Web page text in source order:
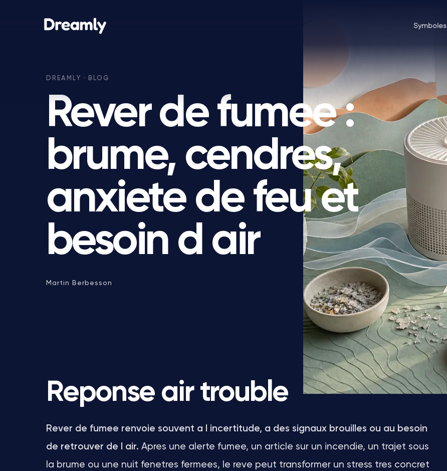
Symboles
Rever de fumee :
brume, cendres,
anxiete de feu et
besoin d air
Martin Berbesson
Reponse air trouble
Rever de fumee renvoie souvent a l incertitude, a des signaux brouilles ou au besoin
de retrouver de l air. Apres une alerte fumee, un article sur un incendie, un trajet sous
la brume ou une nuit fenetres fermees, le reve peut transformer un stress tres concret